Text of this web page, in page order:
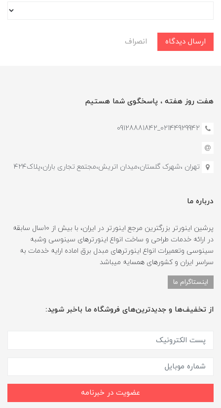
ارسال دیدگاه انصراف
هفت روز هفته ، پاسخگوی شما هستیم
02144929942_09128881842
تهران ،شهرک گلستان،میدان اتریش،مجتمع تجاری باران،پلاک۴۲۴
درباره ما
پرشین اینورتر بزرگترین مرجع اینورتر در ایران، با بیش از 10سال سابقه
در ارائه خدمات طراحی و ساخت انواع اینورترهای سینوسی وشبه
سینوسی وتعمیرات انواع اینورترهای مبدل برق اماده ارایه خدمات به
سراسر ایران و کشورهای همسایه میباشد
اینستاگرام ما
از تخفیف‌ها و جدیدترین‌های فروشگاه ما باخبر شوید:
عضویت در خبرنامه